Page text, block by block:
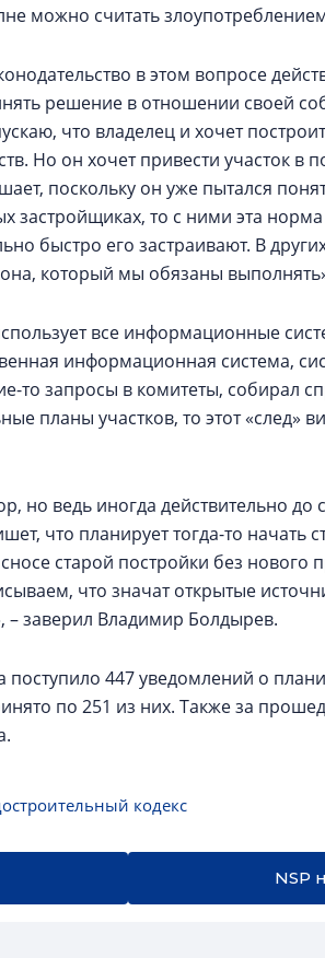
можно считать
в этом вопросе
решение в отношении своей
что владелец и хочет
Но он хочет привести участок в
поскольку он уже пытался
застройщиках, то с ними эта
быстро его застраивают. В
который мы обязаны
все информационные
информационная система,
то запросы в комитеты, собирал
планы участков, то этот «след»
но ведь иногда действительно до
что планирует тогда-то начать
старой постройки без нового
что значат открытые
заверил Владимир Болдырев.
поступило 447 уведомлений о
по 251 из них. Также за
кодекс
NSP